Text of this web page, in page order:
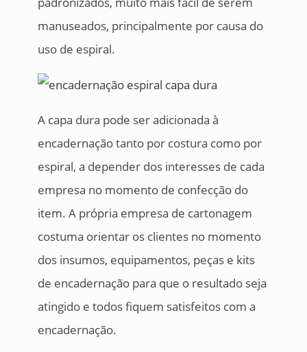
manuseados, principalmente por causa do
uso de espiral.
A capa dura pode ser adicionada à
encadernação tanto por costura como por
espiral, a depender dos interesses de cada
empresa no momento de confecção do
item. A própria empresa de cartonagem
costuma orientar os clientes no momento
dos insumos, equipamentos, peças e kits
de encadernação para que o resultado seja
atingido e todos fiquem satisfeitos com a
encadernação.